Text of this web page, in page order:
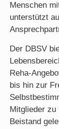
Menschen
unterstützt
Der DBSV
Reha-
bis hin zur
Mitglieder zu
Beistand